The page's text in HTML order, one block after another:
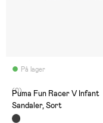
På lager
(0)
Puma Fun Racer V Infant
Sandaler, Sort